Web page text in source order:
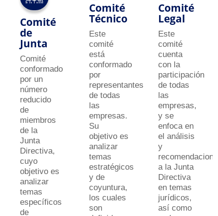
Comité
de
Junta
Comité
conformado
por un
número
reducido
de
miembros
de la
Junta
Directiva,
cuyo
objetivo es
analizar
temas
específicos
de
Comité
Técnico
Este
comité
está
conformado
por
representantes
de todas
las
empresas.
Su
objetivo es
analizar
temas
estratégicos
y de
coyuntura,
los cuales
son
Comité
Legal
Este
comité
cuenta
con la
participación
de todas
las
empresas,
y se
enfoca en
el análisis
y
a la Junta
Directiva
en temas
jurídicos,
así como